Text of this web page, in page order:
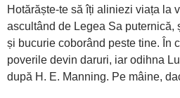
Hotărăște-te să îți aliniezi viața la
ascultând de Legea Sa puternică,
și bucurie coborând peste tine. În
poverile devin daruri, iar odihna
după H. E. Manning. Pe mâine,